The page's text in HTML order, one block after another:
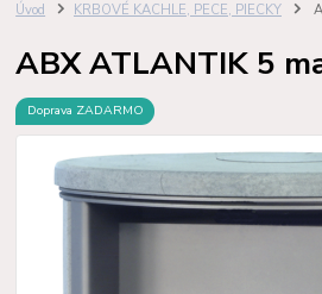
Úvod KRBOVÉ KACHLE, PECE, PIECKY
ABX ATLANTIK 5
Doprava ZADARMO